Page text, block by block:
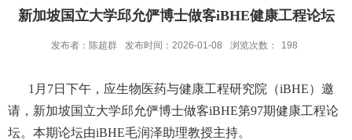
新加坡国立大学邱允俨博士做客iBHE健康工程论坛
发布者：陈超群 发布时间：2026-01-08 浏览次数： 198
1 月 7日下午，应生物医药与健康工程研究院（iBHE）邀
请，新加坡国立大学邱允俨博士做客iBHE第97期健康工程论
坛。本期论坛由iBHE毛润泽助理教授主持。